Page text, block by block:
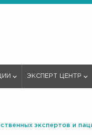
ЭКСПЕРТ ЦЕНТР
экспертов и